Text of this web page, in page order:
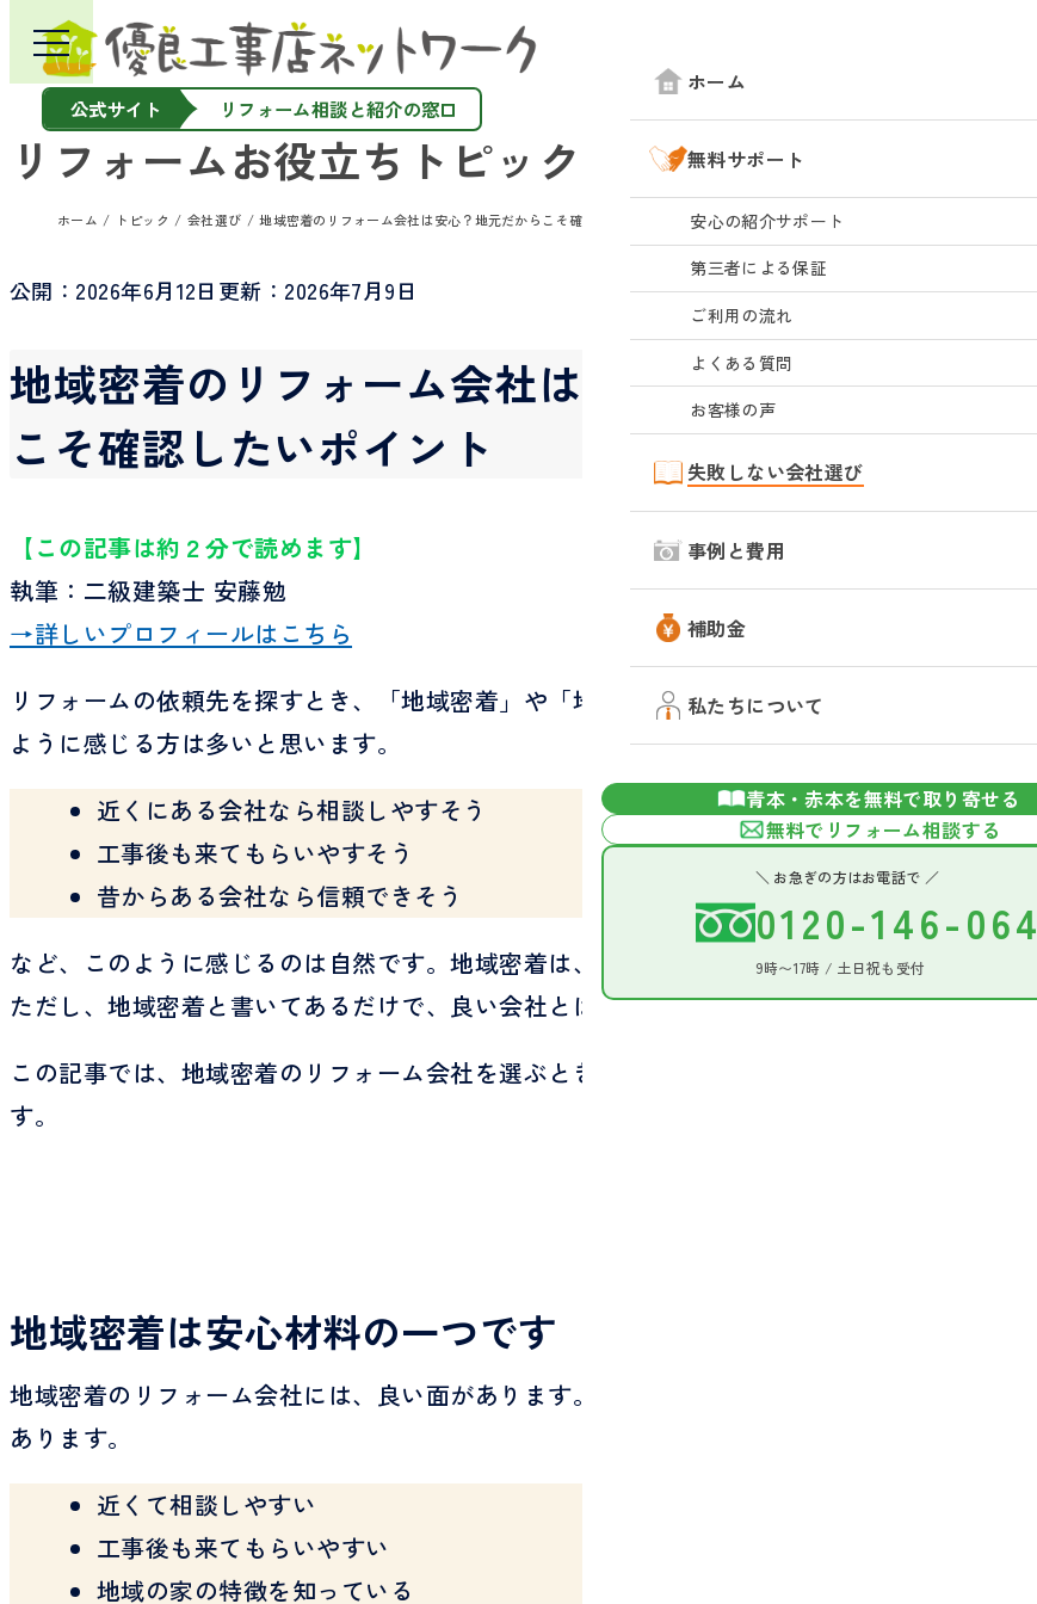
公式サイト リフォーム相談と紹介の窓口
ホーム
無料サポート
安心の紹介サポート
第三者による保証
ご利用の流れ
よくある質問
お客様の声
失敗しない会社選び
事例と費用
補助金
私たちについて
青本・赤本を無料で取り寄せる
無料でリフォーム相談する
＼ お急ぎの方はお電話で ／
0120-146-064
9時〜17時 / 土日祝も受付
リフォームお役立ちトピックス
ホーム トピック 会社選び 地域密着のリフォーム会社は安心？地元だからこそ確認したいポイント
公開： 2026年6月12日 更新： 2026年7月9日
地域密着のリフォーム会社は安心？地元だから
こそ確認したいポイント
【この記事は約２分で読めます】
執筆：二級建築士 安藤勉
→詳しいプロフィールはこちら
リフォームの依頼先を探すとき、「地域密着」や「地元の会社」と聞くと、安心できる
ように感じる方は多いと思います。
近くにある会社なら相談しやすそう
工事後も来てもらいやすそう
昔からある会社なら信頼できそう
など、このように感じるのは自然です。地域密着は、会社選びの安心材料の一つです。
ただし、地域密着と書いてあるだけで、良い会社とは限りません。
この記事では、地域密着のリフォーム会社を選ぶときに確認したいポイントを説明しま
す。
地域密着は安心材料の一つです
地域密着のリフォーム会社には、良い面があります。たとえば、以下のような安心感が
あります。
近くて相談しやすい
工事後も来てもらいやすい
地域の家の特徴を知っている